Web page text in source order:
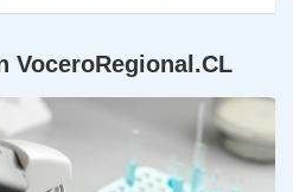
VoceroRegional.CL